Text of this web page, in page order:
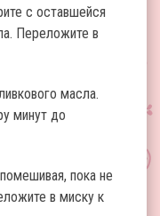
с оставшейся
Переложите в
масла.
минут до
пока не
в миску к